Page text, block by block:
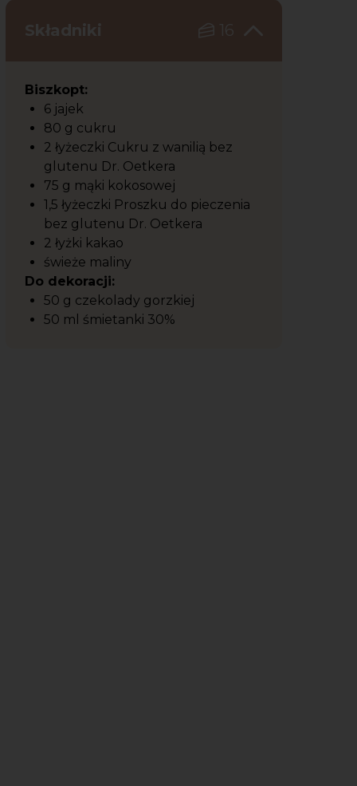
Składniki 16
Biszkopt:
6 jajek
80 g cukru
2 łyżeczki Cukru z wanilią bez
glutenu Dr. Oetkera
75 g mąki kokosowej
1,5 łyżeczki Proszku do pieczenia
bez glutenu Dr. Oetkera
2 łyżki kakao
świeże maliny
Do dekoracji:
50 g czekolady gorzkiej
50 ml śmietanki 30%